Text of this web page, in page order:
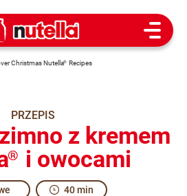
Open
Christmas Nutella® Recipes
PRZEPIS
z kremem
® i owocami
40 min